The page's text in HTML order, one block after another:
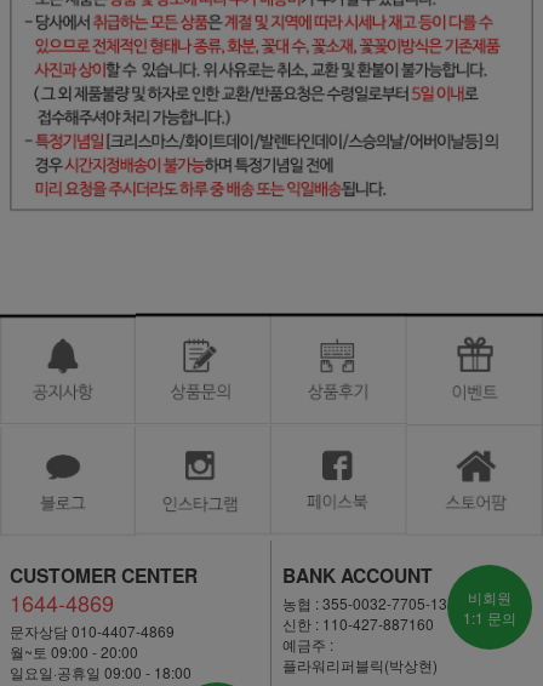
CUSTOMER CENTER
1644-4869
문자상담 010-4407-4869
월~토 09:00 - 20:00
일요일·공휴일 09:00 - 18:00
BANK ACCOUNT
농협 : 355-0032-7705-13
신한 : 110-427-887160
예금주 :
플라워리퍼블릭(박상현)
비회원
1:1 문의